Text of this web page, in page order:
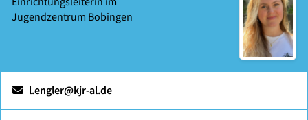
Jugendzentrum Bobingen
l.engler@kjr-al.de